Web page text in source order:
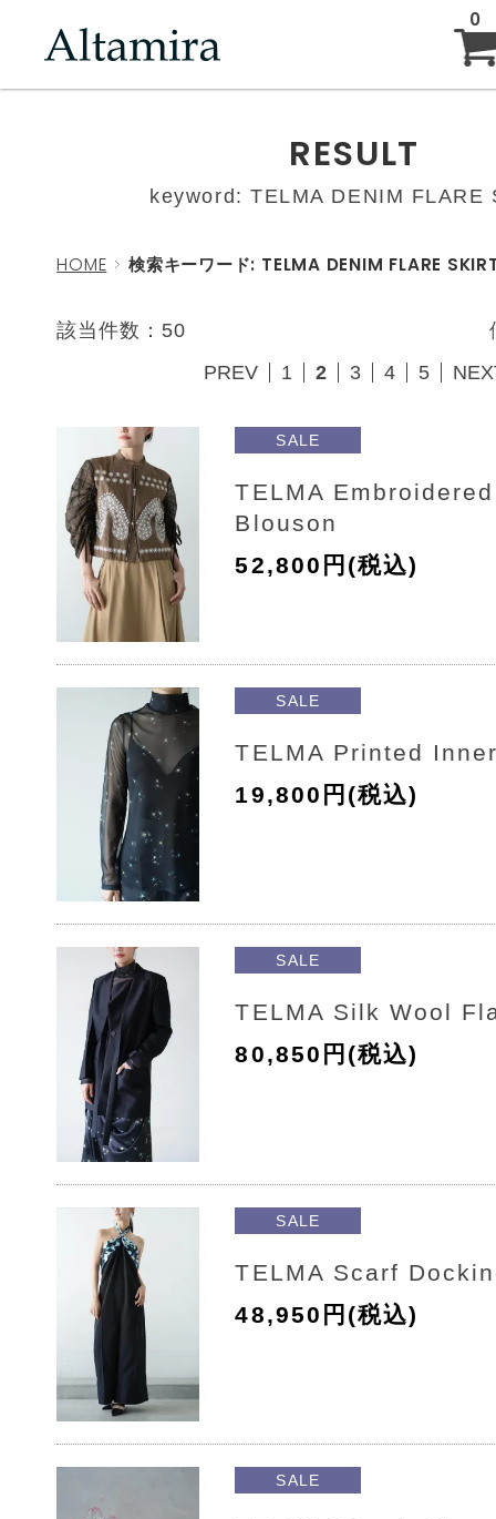
0
ABOUT
RESULT
keyword: TELMA DENIM FLARE
HOME 検索キーワード: TELMA DENIM FLARE
該当件数：50
PREV
1 2 3 4 5
SALE
TELMA
Blouson
52,800円(税込)
SALE
TELMA Printed
19,800円(税込)
SALE
TELMA Silk Wool
80,850円(税込)
SALE
TELMA Scarf
48,950円(税込)
SALE